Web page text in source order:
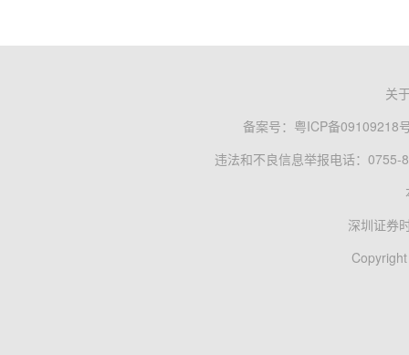
关
备案号： 粤ICP备09109218
违法和不良信息举报电话：0755-
深圳证券